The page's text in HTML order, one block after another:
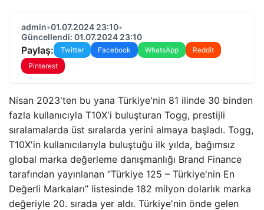
admin•01.07.2024 23:10•
Güncellendi: 01.07.2024 23:10
Paylaş: Twitter Facebook WhatsApp
Reddit
Pinterest
Nisan 2023'ten bu yana Türkiye'nin 81 ilinde 30 binden
fazla kullanıcıyla T10X'i buluşturan Togg, prestijli
sıralamalarda üst sıralarda yerini almaya başladı. Togg,
T10X'in kullanıcılarıyla buluştuğu ilk yılda, bağımsız
global marka değerleme danışmanlığı Brand Finance
tarafından yayınlanan “Türkiye 125 – Türkiye'nin En
Değerli Markaları” listesinde 182 milyon dolarlık marka
değeriyle 20. sırada yer aldı. Türkiye'nin önde gelen